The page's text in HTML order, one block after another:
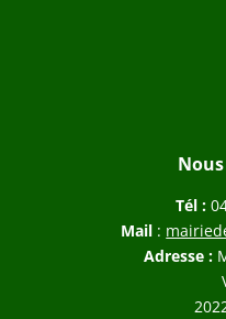
Tél :
Mail :
Adresse :